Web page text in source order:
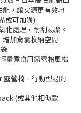
，讓火源更有效地
或可加購)
化處理，耐刮易潔。
增加背囊收納空間
量煮食用露營枱風檔
營椅 – 行動型易開
(或其他相似款